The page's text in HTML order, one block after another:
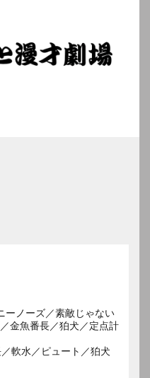
ーノーズ／素敵じゃない
金魚番長／狛犬／定点計
軟水／ピュート／狛犬